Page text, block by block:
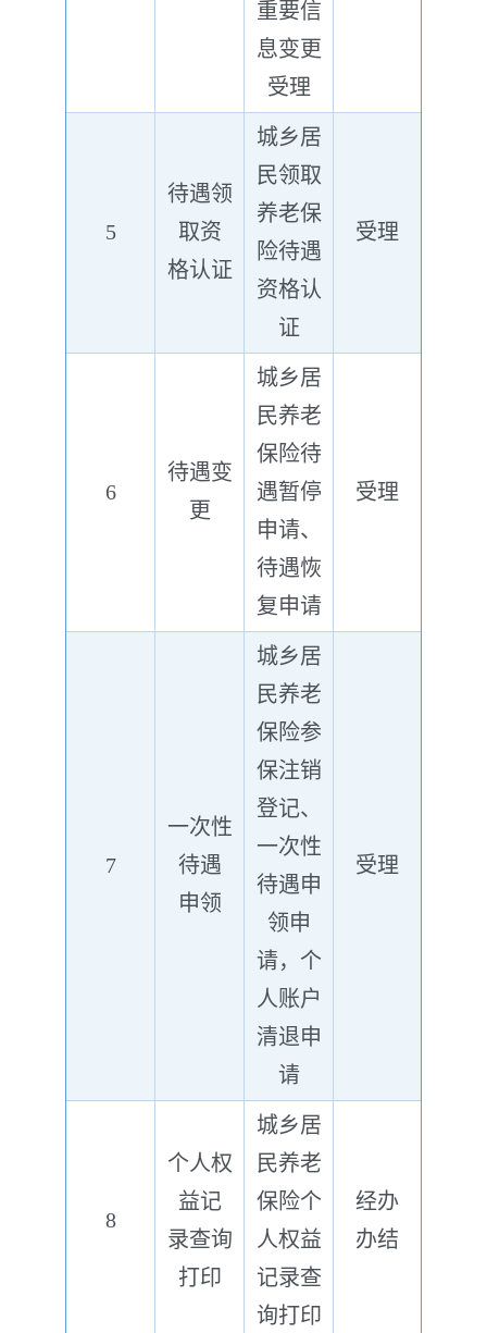
重要信
息变更
受理
5
待遇领
取资
格认证
城乡居
民领取
养老保
险待遇
资格认
证
受理
6
待遇变
更
城乡居
民养老
保险待
遇暂停
申请、
待遇恢
复申请
受理
7
一次性
待遇
申领
城乡居
民养老
保险参
保注销
登记、
一次性
待遇申
领申
请，个
人账户
清退申
请
受理
8
个人权
益记
录查询
打印
城乡居
民养老
保险个
人权益
记录查
询打印
经办
办结